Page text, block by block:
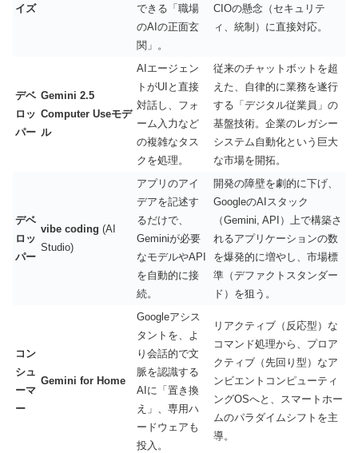
イズ
できる「職場
のAIの正面玄
関」。
CIOの懸念（セキュリテ
ィ、統制）に直接対応。
デベ
ロッ
パー
Gemini 2.5
Computer Useモデ
ル
AIエージェン
トがUIと直接
対話し、フォ
ーム入力など
の複雑なタス
クを処理。
従来のチャットボットを超
えた、自律的に業務を遂行
する「デジタル従業員」の
基盤技術。企業のレガシー
システム自動化という巨大
な市場を開拓。
デベ
ロッ
パー
vibe coding (AI
Studio)
アプリのアイ
デアを記述す
るだけで、
Geminiが必要
なモデルやAPI
を自動的に接
続。
開発の障壁を劇的に下げ、
GoogleのAIスタック
（Gemini, API）上で構築さ
れるアプリケーションの数
を爆発的に増やし、市場標
準（デファクトスタンダー
ド）を狙う。
コン
シュ
ーマ
ー
Gemini for Home
Googleアシス
タントを、よ
り会話的で文
脈を認識する
AIに「置き換
え」、専用ハ
ードウェアも
投入。
リアクティブ（反応型）な
コマンド処理から、プロア
クティブ（先回り型）なア
ンビエントコンピューティ
ングOSへと、スマートホー
ムのパラダイムシフトを主
導。